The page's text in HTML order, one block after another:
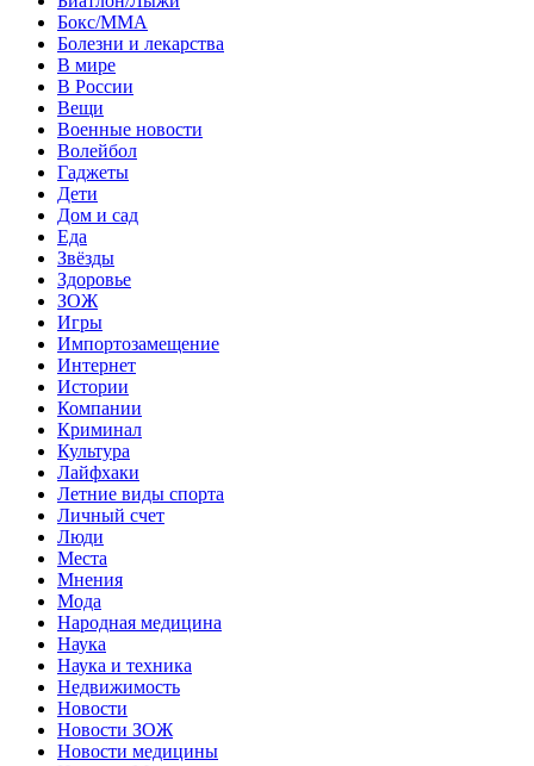
Бокс/MMA
Болезни и лекарства
В мире
В России
Вещи
Военные новости
Волейбол
Гаджеты
Дети
Дом и сад
Еда
Звёзды
Здоровье
ЗОЖ
Игры
Импортозамещение
Интернет
Истории
Компании
Криминал
Культура
Лайфхаки
Летние виды спорта
Личный счет
Люди
Места
Мнения
Мода
Народная медицина
Наука
Наука и техника
Недвижимость
Новости
Новости ЗОЖ
Новости медицины